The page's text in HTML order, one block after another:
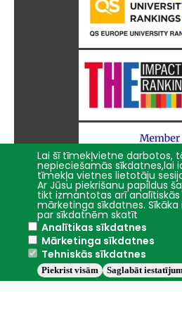
Lai šī tīmekļvietne darbotos,
nepieciešamās sīkdatnes,lai
tīmekļa vietnes lietotāju
Ar Jūsu piekrišanu papildus
tikt izmantotas arī analītiskās
mārketinga sīkdatnes.
par sīkdatnēm skatīt
Analītikas sīkdatnes
Mārketinga sīkdatnes
Tehniskās sīkdatnes
Saglabāt
Piekrist visām